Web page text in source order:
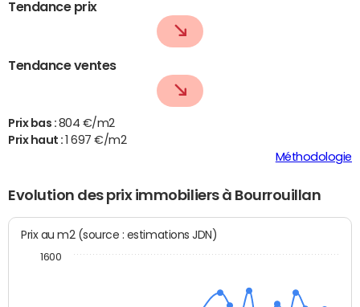
Tendance prix
Tendance ventes
Prix bas : 804 €/m2
Prix haut :
1 697 €/m2
Méthodologie
Evolution des prix immobiliers à Bourrouillan
Prix au m2 (source : estimations JDN)
1600